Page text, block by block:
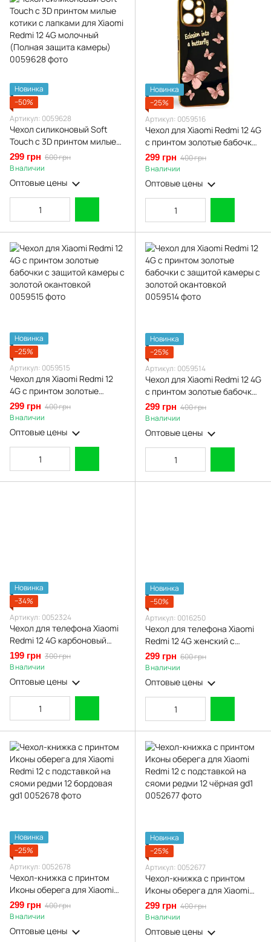
Новинка
−50%
Артикул: 0059628
Чехол силиконовый Soft
Touch с 3D принтом милые
котики с лапками для Xiaomi
Redmi 12 4G молочный
(Полная защита камеры)
299 грн 600 грн
В наличии
Оптовые цены
Новинка
−25%
Артикул: 0059516
Чехол для Xiaomi Redmi 12 4G
с принтом золотые бабочки
с защитой камеры с золотой
окантовкой
299 грн 400 грн
В наличии
Оптовые цены
Новинка
−25%
Артикул: 0059515
Чехол для Xiaomi Redmi 12
4G с принтом золотые
бабочки с защитой камеры с
золотой окантовкой
299 грн 400 грн
В наличии
Оптовые цены
Новинка
−25%
Артикул: 0059514
Чехол для Xiaomi Redmi 12 4G
с принтом золотые бабочки
с защитой камеры с золотой
окантовкой
299 грн 400 грн
В наличии
Оптовые цены
Новинка
−34%
Артикул: 0052324
Чехол для телефона Xiaomi
Redmi 12 4G карбоновый
противоударный с высокими
бортами черный
199 грн 300 грн
В наличии
Оптовые цены
Новинка
−50%
Артикул: 0016250
Чехол для телефона Xiaomi
Redmi 12 4G женский с
ремешком и украшениями и
золотой окантовкой на
сяоми редми 12 4г белый gs1
299 грн 600 грн
В наличии
Оптовые цены
Новинка
−25%
Артикул: 0052678
Чехол-книжка с принтом
Иконы оберега для Xiaomi
Redmi 12 с подставкой на
сяоми редми 12 бордовая
gd1
299 грн 400 грн
В наличии
Оптовые цены
Новинка
−25%
Артикул: 0052677
Чехол-книжка с принтом
Иконы оберега для Xiaomi
Redmi 12 с подставкой на
сяоми редми 12 чёрная gd1
299 грн 400 грн
В наличии
Оптовые цены